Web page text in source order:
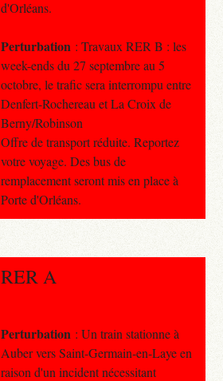
d'Orléans.
Perturbation : Travaux RER B : les
week-ends du 27 septembre au 5
octobre, le trafic sera interrompu entre
Denfert-Rochereau et La Croix de
Berny/Robinson
Offre de transport réduite. Reportez
votre voyage. Des bus de
remplacement seront mis en place à
Porte d'Orléans.
RER A
Perturbation : Un train stationne à
Auber vers Saint-Germain-en-Laye en
raison d'un incident nécessitant